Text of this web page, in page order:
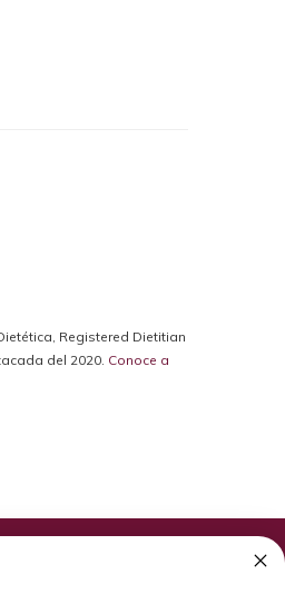
Registered Dietitian
del 2020. Conoce a